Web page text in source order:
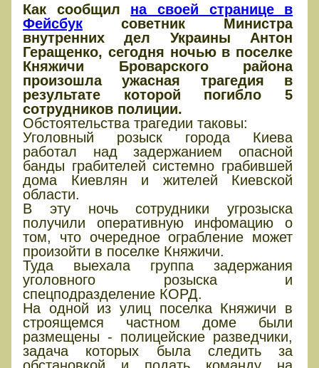
Как сообщил на своей странице в
Фейсбук советник Министра
внутренних дел Украины Антон
Геращенко, сегодня ночью в поселке
Княжичи Броварского района
произошла ужасная трагедия в
результате которой погибло 5
сотрудников полиции.
Обстоятельства трагедии таковы:
Уголовный розыск города Киева
работал над задержанием опасной
банды грабителей системно грабившей
дома Киевлян и жителей Киевской
области.
В эту ночь сотрудники угрозыска
получили оперативную инфомацию о
том, что очередное ограбление может
произойти в поселке Княжичи.
Туда выехала группа задержания
уголовного розыска и
спецподразделение КОРД.
На одной из улиц поселка Княжичи в
строящемся частном доме были
размещены - полицейские разведчики,
задача которых была следить за